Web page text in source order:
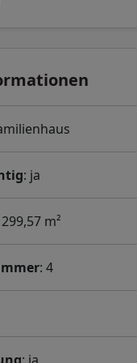
: ja
m²
: 4